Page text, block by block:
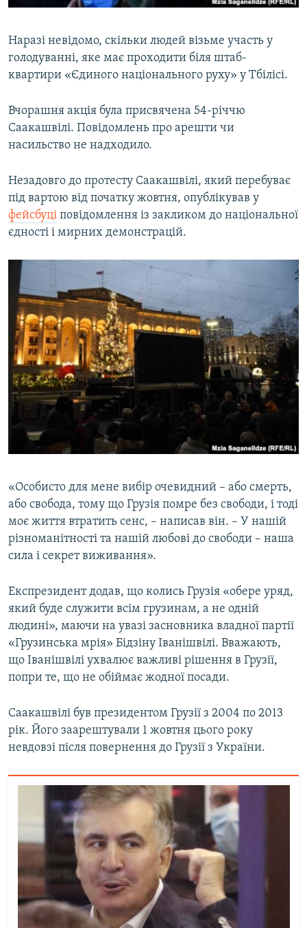
Наразі невідомо, скільки людей візьме участь у
голодуванні, яке має проходити біля штаб-
квартири «Єдиного національного руху» у Тбілісі.
Вчорашня акція була присвячена 54-річчю
Саакашвілі. Повідомлень про арешти чи
насильство не надходило.
Незадовго до протесту Саакашвілі, який перебуває
під вартою від початку жовтня, опублікував у
фейсбуці повідомлення із закликом до національної
єдності і мирних демонстрацій.
«Особисто для мене вибір очевидний – або смерть,
або свобода, тому що Грузія помре без свободи, і тоді
моє життя втратить сенс, – написав він. – У нашій
різноманітності та нашій любові до свободи – наша
сила і секрет виживання».
Експрезидент додав, що колись Грузія «обере уряд,
який буде служити всім грузинам, а не одній
людині», маючи на увазі засновника владної партії
«Грузинська мрія» Бідзіну Іванішвілі. Вважають,
що Іванішвілі ухвалює важливі рішення в Грузії,
попри те, що не обіймає жодної посади.
Саакашвілі був президентом Грузії з 2004 по 2013
рік. Його заарештували 1 жовтня цього року
невдовзі після повернення до Грузії з України.